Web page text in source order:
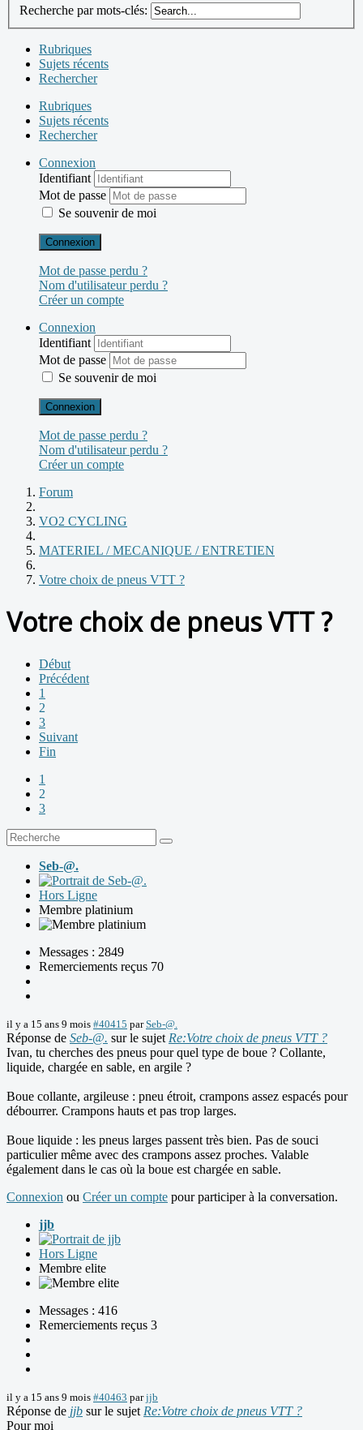
Recherche par mots-clés:
Rubriques
Sujets récents
Rechercher
Rubriques
Sujets récents
Rechercher
Connexion
Identifiant
Mot de passe
Se souvenir de moi
Connexion
Mot de passe perdu ?
Nom d'utilisateur perdu ?
Créer un compte
Connexion
Identifiant
Mot de passe
Se souvenir de moi
Connexion
Mot de passe perdu ?
Nom d'utilisateur perdu ?
Créer un compte
Forum
VO2 CYCLING
MATERIEL / MECANIQUE / ENTRETIEN
Votre choix de pneus VTT ?
Votre choix de pneus VTT ?
Début
Précédent
1
2
3
Suivant
Fin
1
2
3
Seb-@.
Hors Ligne
Membre platinium
Messages : 2849
Remerciements reçus 70
il y a 15 ans 9 mois #40415 parSeb-@.
Réponse de Seb-@. sur le sujet Re:Votre choix de pneus VTT ?
Ivan, tu cherches des pneus pour quel type de boue ? Collante,
liquide, chargée en sable, en argile ?
Boue collante, argileuse : pneu étroit, crampons assez espacés pour
débourrer. Crampons hauts et pas trop larges.
Boue liquide : les pneus larges passent très bien. Pas de souci
particulier même avec des crampons assez proches. Valable
également dans le cas où la boue est chargée en sable.
Connexion ou Créer un compte pour participer à la conversation.
jjb
Hors Ligne
Membre elite
Messages : 416
Remerciements reçus 3
il y a 15 ans 9 mois #40463 parjjb
Réponse de jjb sur le sujet Re:Votre choix de pneus VTT ?
Pour moi